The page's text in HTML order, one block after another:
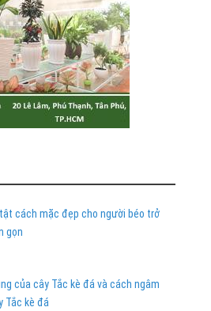
cách mặc đẹp cho người béo trở
gọn
của cây Tắc kè đá và cách ngâm
Tắc kè đá